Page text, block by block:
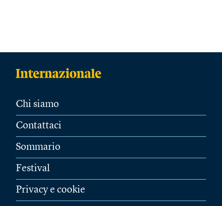
Chi siamo
Contattaci
Sommario
Festival
Privacy e cookie